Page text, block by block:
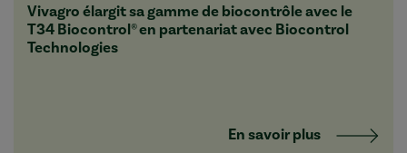
Vivagro élargit sa gamme de biocontrôle avec le
T34 Biocontrol® en partenariat avec Biocontrol
Technologies
En savoir plus